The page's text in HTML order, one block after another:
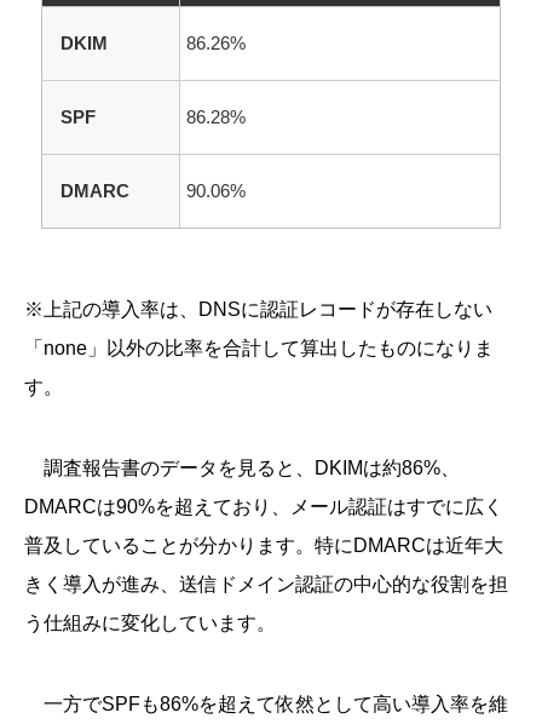
DKIM 86.26%
SPF 86.28%
DMARC 90.06%
※上記の導入率は、DNSに認証レコードが存在しない
「none」以外の比率を合計して算出したものになりま
す。
調査報告書のデータを見ると、DKIMは約86%、
DMARCは90%を超えており、メール認証はすでに広く
普及していることが分かります。特にDMARCは近年大
きく導入が進み、送信ドメイン認証の中心的な役割を担
う仕組みに変化しています。
一方でSPFも86%を超えて依然として高い導入率を維